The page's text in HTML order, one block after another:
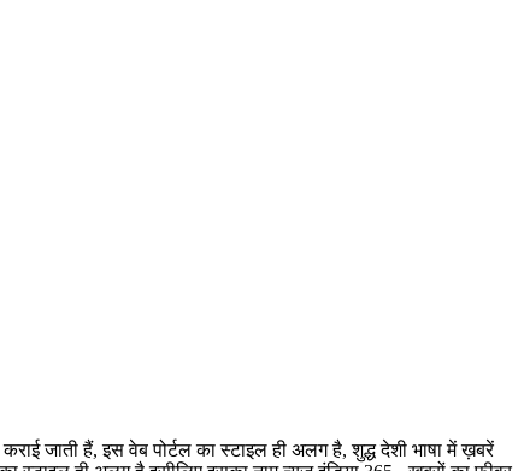
जाती हैं, इस वेब पोर्टल का स्टाइल ही अलग है, शुद्ध देशी भाषा में ख़बरें